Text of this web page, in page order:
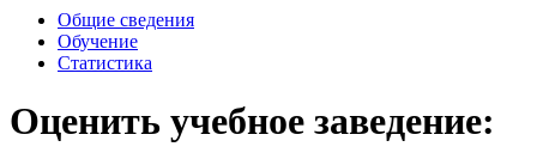
Общие сведения
Обучение
Статистика
Оценить учебное заведение: